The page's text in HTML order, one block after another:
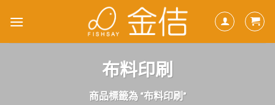
布料印刷
商品標籤為 “布料印刷”